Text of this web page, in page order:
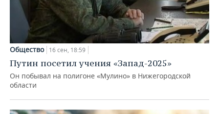
Общество 16 сен, 18:59
Путин посетил учения «Запад-2025»
Он побывал на полигоне «Мулино» в Нижегородской
области